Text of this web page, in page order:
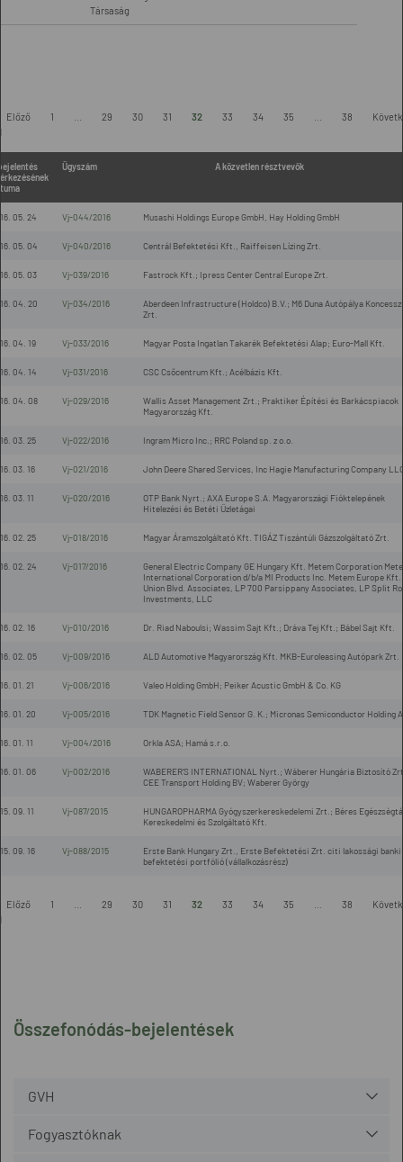
Összefonódás-bejelentések
GVH
Fogyasztóknak
Társaság
Előző 1 29 30 31 32 33 34 35 38
Ügyszám A közvetlen résztvevők
05. 24 Vj-044/2016 Musashi Holdings Europe GmbH, Hay Holding GmbH
05. 04 Vj-040/2016 Centrál Befektetési Kft., Raiffeisen Lízing Zrt.
05. 03 Vj-039/2016 Fastrock Kft.; Ipress Center Central Europe Zrt.
04. 20 Vj-034/2016
Aberdeen Infrastructure (Holdco) B.V.; M6 Duna Autópálya
Zrt.
04. 19 Vj-033/2016 Magyar Posta Ingatlan Takarék Befektetési Alap; Euro-Mall Kft.
04. 14 Vj-031/2016 CSC Csőcentrum Kft.; Acélbázis Kft.
04. 08 Vj-029/2016
Wallis Asset Management Zrt.; Praktiker Építési és Barkácspiacok
Magyarország Kft.
03. 25 Vj-022/2016 Ingram Micro Inc.; RRC Poland sp. z o.o.
03. 16 Vj-021/2016 John Deere Shared Services, Inc Hagie Manufacturing Company
03. 11 Vj-020/2016
OTP Bank Nyrt.; AXA Europe S.A. Magyarországi Fióktelepének
Hitelezési és Betéti Üzletágai
02. 25 Vj-018/2016 Magyar Áramszolgáltató Kft. TIGÁZ Tiszántúli Gázszolgáltató Zrt.
02. 24 Vj-017/2016
General Electric Company GE Hungary Kft. Metem Corporation
International Corporation d/b/a MI Products Inc. Metem Europe Kft.
Union Blvd. Associates, LP 700 Parsippany Associates, LP Split
Investments, LLC
02. 16 Vj-010/2016 Dr. Riad Naboulsi; Wassim Sajt Kft.; Dráva Tej Kft.; Bábel Sajt Kft.
02. 05 Vj-009/2016 ALD Automotive Magyarország Kft. MKB-Euroleasing Autópark Zrt.
01. 21 Vj-006/2016 Valeo Holding GmbH; Peiker Acustic GmbH & Co. KG
01. 20 Vj-005/2016 TDK Magnetic Field Sensor G. K.; Micronas Semiconductor Holding
01. 11 Vj-004/2016 Orkla ASA; Hamá s.r.o.
01. 06 Vj-002/2016
WABERER’S INTERNATIONAL Nyrt.; Wáberer Hungária Biztosító
CEE Transport Holding BV; Waberer György
09. 11 Vj-087/2015
HUNGAROPHARMA Gyógyszerkereskedelemi Zrt.; Béres
Kereskedelmi és Szolgáltató Kft.
09. 16 Vj-088/2015
Erste Bank Hungary Zrt., Erste Befektetési Zrt. citi lakossági banki
befektetési portfólió (vállalkozásrész)
Előző 1 29 30 31 32 33 34 35 38